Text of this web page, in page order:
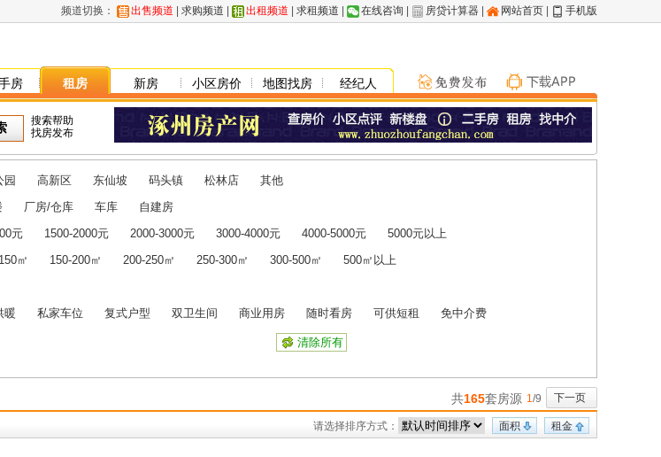
频道切换： 出售频道 求购频道 出租频道 求租频道 在线咨询 房贷计算器 网站首页 手机版
房 租房 新房 小区房价 地图找房 经纪人
搜索帮助
找房发布
园 高新区 东仙坡 码头镇 松林店
其他
厂房/仓库 车库
自建房
元 1500-2000元 2000-3000元 3000-4000元 4000-5000元
5000元以上
㎡ 150-200㎡ 200-250㎡ 250-300㎡ 300-500㎡
500㎡以上
暖 私家车位 复式户型 双卫生间 商业用房 随时看房 可供短租 免中介费
清除所有
下一页
1/9
共165套房源
租金
面积
请选择排序方式：